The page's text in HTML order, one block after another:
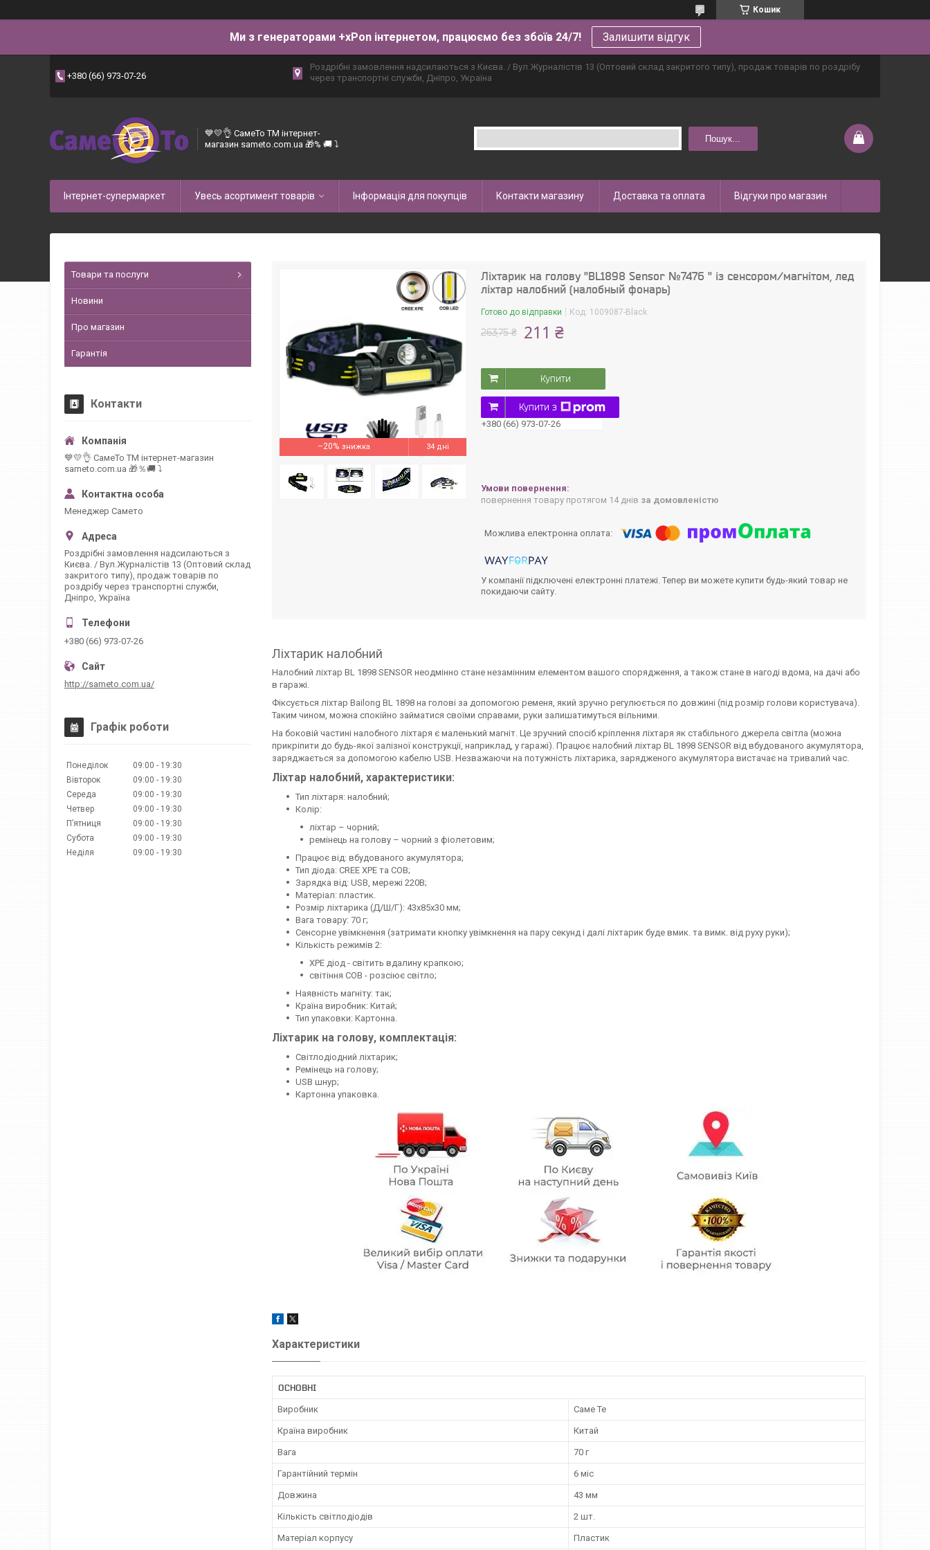
Кошик
Ми з генераторами +xPon інтернетом, працюємо без збоїв 24/7! Залишити відгук
+380 (66) 973-07-26
Роздрібні замовлення надсилаються з Києва. / Вул.Журналістів 13 (Оптовий склад закритого типу), продаж товарів по роздрібу
через транспортні служби, Дніпро, Україна
💙💛👌 СамеТо ТМ інтернет-
магазин sameto.com.ua 🎁% 🚚 ⤵
Пошук...
Інтернет-супермаркет Увесь асортимент товарів Інформація для покупців Контакти магазину Доставка та оплата Відгуки про магазин
–20% 34 дні
Ліхтарик на голову "BL1898 Sensor №7476 " із сенсором/магнітом, лед
ліхтар налобний (налобный фонарь)
Готово до відправки Код: 1009087-Black
263,75 ₴ 211 ₴
Купити
Купити з
+380 (66) 973-07-26
повернення товару протягом 14 днів за домовленістю
У компанії підключені електронні платежі. Тепер ви можете купити будь-який товар не
покидаючи сайту.
Ліхтарик налобний
Налобний ліхтар BL 1898 SENSOR неодмінно стане незамінним елементом вашого спорядження, а також стане в нагоді вдома, на дачі або
в гаражі.
Фіксується ліхтар Bailong BL 1898 на голові за допомогою ременя, який зручно регулюється по довжині (під розмір голови користувача).
Таким чином, можна спокійно займатися своїми справами, руки залишатимуться вільними.
На боковій частині налобного ліхтаря є маленький магніт. Це зручний спосіб кріплення ліхтаря як стабільного джерела світла (можна
прикріпити до будь-якої залізної конструкції, наприклад, у гаражі). Працює налобний ліхтар BL 1898 SENSOR від вбудованого акумулятора,
заряджається за допомогою кабелю USB. Незважаючи на потужність ліхтарика, зарядженого акумулятора вистачає на тривалий час.
Ліхтар налобний, характеристики:
Тип ліхтаря: налобний;
Колір:
ліхтар – чорний;
ремінець на голову – чорний з фіолетовим;
Працює від: вбудованого акумулятора;
Тип діода: CREE XPE та COB;
Зарядка від: USB, мережі 220В;
Матеріал: пластик.
Розмір ліхтарика (Д/Ш/Г): 43х85х30 мм;
Вага товару: 70 г;
Сенсорне увімкнення (затримати кнопку увімкнення на пару секунд і далі ліхтарик буде вмик. та вимк. від руху руки);
Кількість режимів 2:
XPE діод - світить вдалину крапкою;
світіння COB - розсіює світло;
Наявність магніту: так;
Країна виробник: Китай;
Тип упаковки: Картонна.
Ліхтарик на голову, комплектація:
Світлодіодний ліхтарик;
Ремінець на голову;
USB шнур;
Картонна упаковка.
Характеристики
ОСНОВНІ
Виробник Саме Те
Країна виробник Китай
Вага 70 г
Гарантійний термін 6 міс
Довжина 43 мм
Кількість світлодіодів 2 шт.
Матеріал корпусу Пластик
Товари та послуги
Новини
Про магазин
Гарантія
Контакти
💙💛👌 СамеТо ТМ інтернет-магазин
sameto.com.ua 🎁％🚚 ⤵
Менеджер Самето
Роздрібні замовлення надсилаються з
Києва. / Вул.Журналістів 13 (Оптовий склад
закритого типу), продаж товарів по
роздрібу через транспортні служби,
Дніпро, Україна
+380 (66) 973-07-26
http://sameto.com.ua/
Графік роботи
Понеділок 09:00
19:30
Вівторок
09:00
19:30
Середа
09:00
19:30
Четвер
09:00
19:30
Пʼятниця
09:00
19:30
Субота
09:00
19:30
Неділя
09:00 19:30